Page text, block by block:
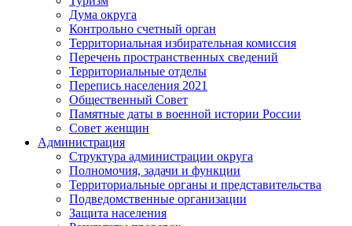
Дума округа
Контрольно счетный орган
Территориальная избирательная комиссия
Перечень пространственных сведений
Территориальные отделы
Перепись населения 2021
Общественный Совет
Памятные даты в военной истории России
Совет женщин
Администрация
Структура администрации округа
Полномочия, задачи и функции
Территориальные органы и представительства
Подведомственные организации
Защита населения